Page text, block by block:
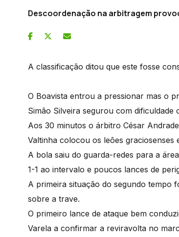
Descoordenação na arbitragem
A classificação ditou que este fosse
O Boavista entrou a pressionar mas o
Simão Silveira segurou com dificuldade
Aos 30 minutos o árbitro César
Valtinha colocou os leões
A bola saiu do guarda-redes para a
1-1 ao intervalo e poucos lances de
A primeira situação do segundo tempo
sobre a trave.
O primeiro lance de ataque bem
Varela a confirmar a reviravolta no